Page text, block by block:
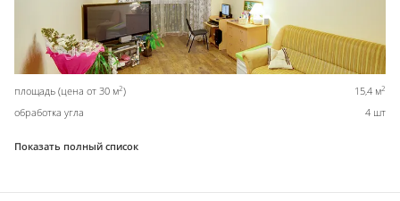
площадь (цена от 30 м2) 15,4 м2
обработка угла 4 шт
Показать полный список